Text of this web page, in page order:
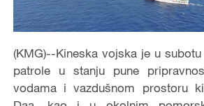
(KMG)--Kineska vojska je u
patrole u stanju pune
vodama i vazdušnom prostoru